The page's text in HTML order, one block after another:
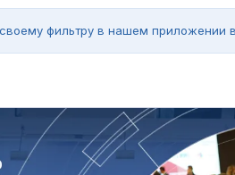
фильтру в нашем приложении